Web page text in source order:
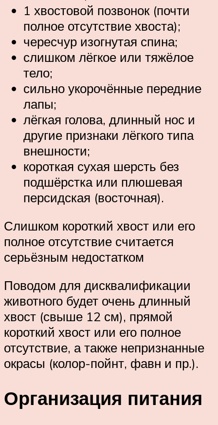
1 хвостовой позвонок (почти
полное отсутствие хвоста);
чересчур изогнутая спина;
слишком лёгкое или тяжёлое
тело;
сильно укорочённые передние
лапы;
лёгкая голова, длинный нос и
другие признаки лёгкого типа
внешности;
короткая сухая шерсть без
подшёрстка или плюшевая
персидская (восточная).
Слишком короткий хвост или его
полное отсутствие считается
серьёзным недостатком
Поводом для дисквалификации
животного будет очень длинный
хвост (свыше 12 см), прямой
короткий хвост или его полное
отсутствие, а также непризнанные
окрасы (колор-пойнт, фавн и пр.).
Организация питания